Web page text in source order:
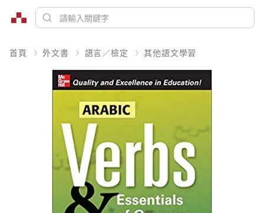
首頁 外文書 語言／檢定 其他語文學習